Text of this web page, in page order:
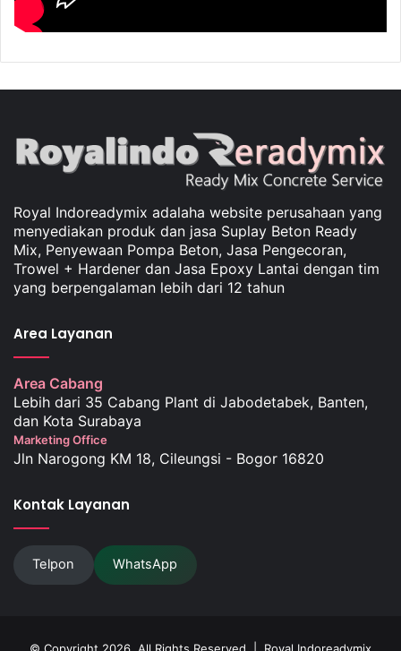
Royal Indoreadymix adalaha website perusahaan yang
menyediakan produk dan jasa Suplay Beton Ready
Mix, Penyewaan Pompa Beton, Jasa Pengecoran,
Trowel + Hardener dan Jasa Epoxy Lantai dengan tim
yang berpengalaman lebih dari 12 tahun
Area Layanan
Area Cabang
Lebih dari 35 Cabang Plant di Jabodetabek, Banten,
dan Kota Surabaya
Marketing Office
Jln Narogong KM 18, Cileungsi - Bogor 16820
Kontak Layanan
Telpon WhatsApp